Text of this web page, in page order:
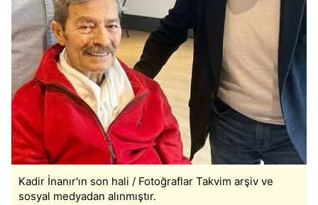
Kadir İnanır'ın son hali / Fotoğraflar Takvim arşiv ve
sosyal medyadan alınmıştır.